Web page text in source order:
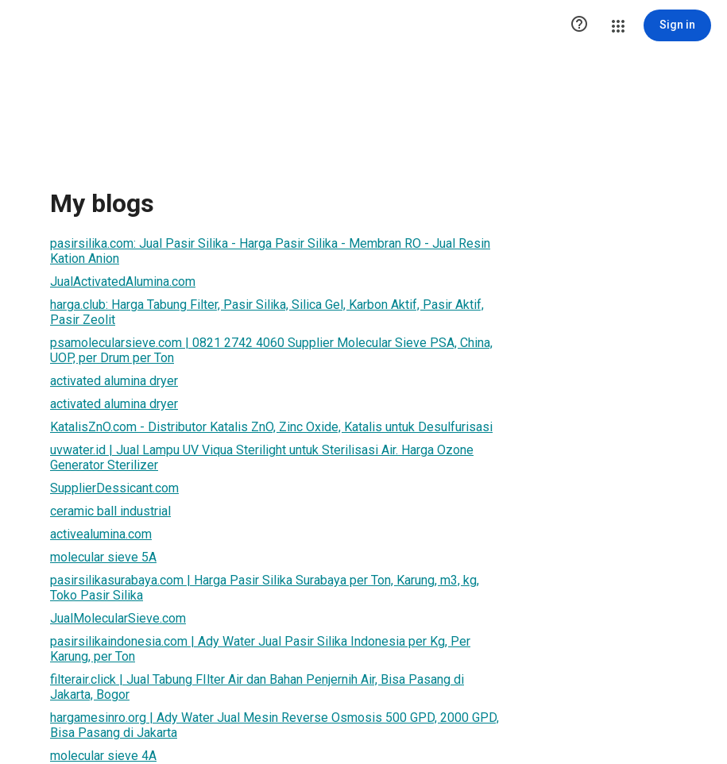
 Sign in
My blogs
pasirsilika.com: Jual Pasir Silika - Harga Pasir Silika - Membran RO - Jual Resin
Kation Anion
JualActivatedAlumina.com
harga.club: Harga Tabung Filter, Pasir Silika, Silica Gel, Karbon Aktif, Pasir Aktif,
Pasir Zeolit
psamolecularsieve.com | 0821 2742 4060 Supplier Molecular Sieve PSA, China,
UOP, per Drum per Ton
activated alumina dryer
activated alumina dryer
KatalisZnO.com - Distributor Katalis ZnO, Zinc Oxide, Katalis untuk Desulfurisasi
uvwater.id | Jual Lampu UV Viqua Sterilight untuk Sterilisasi Air. Harga Ozone
Generator Sterilizer
SupplierDessicant.com
ceramic ball industrial
activealumina.com
molecular sieve 5A
pasirsilikasurabaya.com | Harga Pasir Silika Surabaya per Ton, Karung, m3, kg,
Toko Pasir Silika
JualMolecularSieve.com
pasirsilikaindonesia.com | Ady Water Jual Pasir Silika Indonesia per Kg, Per
Karung, per Ton
filterair.click | Jual Tabung FIlter Air dan Bahan Penjernih Air, Bisa Pasang di
Jakarta, Bogor
hargamesinro.org | Ady Water Jual Mesin Reverse Osmosis 500 GPD, 2000 GPD,
Bisa Pasang di Jakarta
molecular sieve 4A